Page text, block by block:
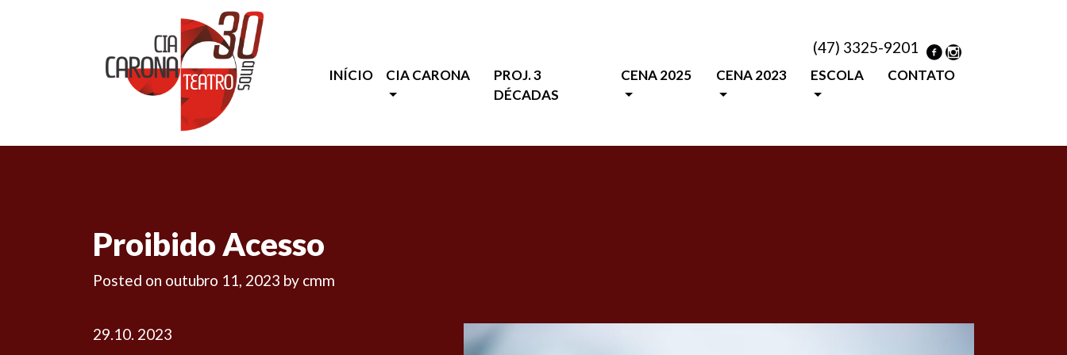
(47) 3325-9201
INÍCIO CIA CARONA
PROJ. 3
DÉCADAS
CENA 2025 CENA 2023 ESCOLA CONTATO
Proibido Acesso
Posted on outubro 11, 2023 by cmm
29.10. 2023